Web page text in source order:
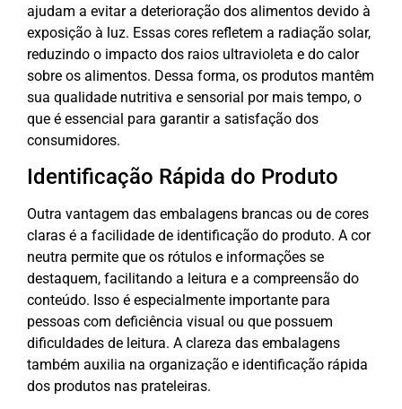
ajudam a evitar a deterioração dos alimentos devido à
exposição à luz. Essas cores refletem a radiação solar,
reduzindo o impacto dos raios ultravioleta e do calor
sobre os alimentos. Dessa forma, os produtos mantêm
sua qualidade nutritiva e sensorial por mais tempo, o
que é essencial para garantir a satisfação dos
consumidores.
Identificação Rápida do Produto
Outra vantagem das embalagens brancas ou de cores
claras é a facilidade de identificação do produto. A cor
neutra permite que os rótulos e informações se
destaquem, facilitando a leitura e a compreensão do
conteúdo. Isso é especialmente importante para
pessoas com deficiência visual ou que possuem
dificuldades de leitura. A clareza das embalagens
também auxilia na organização e identificação rápida
dos produtos nas prateleiras.